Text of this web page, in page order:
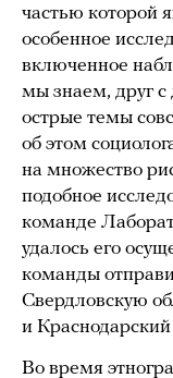
частью которой
особенное
включенное
мы знаем, друг с
острые темы
об этом
на множество
подобное
команде
удалось его
команды
Свердловскую
и
Во время